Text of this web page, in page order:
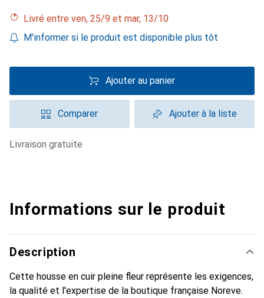
Livré entre ven, 25/9 et mar, 13/10
M'informer si le produit est disponible plus tôt
Ajouter au panier
Comparer Ajouter à la liste
livraison gratuite
Informations sur le produit
Description
Cette housse en cuir pleine fleur représente les exigences,
la qualité et l'expertise de la boutique française Noreve.